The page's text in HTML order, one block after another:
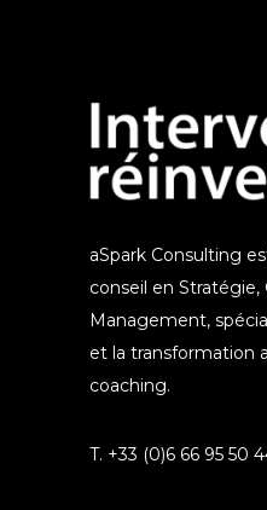
aSpark Consulting
conseil en
Management,
et la transformation
coaching.
T. +33 (0)6 66 95 50